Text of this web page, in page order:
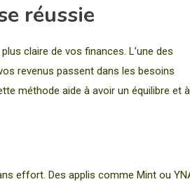
réussie
claire de vos finances. L’une des
revenus passent dans les besoins
méthode aide à avoir un équilibre et à
effort. Des applis comme Mint ou